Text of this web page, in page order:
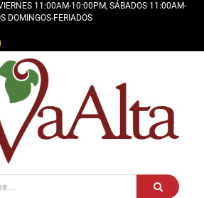
11:00AM-10:00PM, SÁBADOS 11:00AM-
DOMINGOS-FERIADOS